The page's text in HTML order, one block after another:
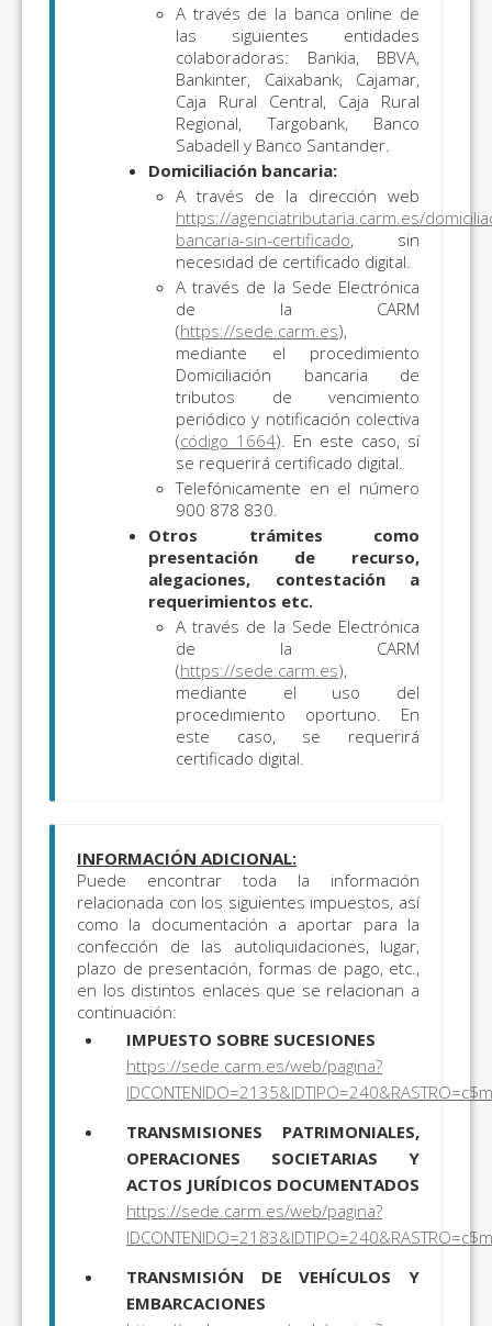
A través de la banca online de
las siguientes entidades
colaboradoras: Bankia, BBVA,
Bankinter, Caixabank, Cajamar,
Caja Rural Central, Caja Rural
Regional, Targobank, Banco
Sabadell y Banco Santander.
Domiciliación bancaria:
A través de la dirección web
https://agenciatributaria.carm.es/
bancaria-sin-certificado, sin
necesidad de certificado digital.
A través de la Sede Electrónica
de la CARM
(https://sede.carm.es),
mediante el procedimiento
Domiciliación bancaria de
tributos de vencimiento
periódico y notificación colectiva
(código 1664). En este caso, sí
se requerirá certificado digital.
Telefónicamente en el número
900 878 830.
Otros trámites como
presentación de recurso,
alegaciones, contestación a
requerimientos etc.
A través de la Sede Electrónica
de la CARM
(https://sede.carm.es),
mediante el uso del
procedimiento oportuno. En
este caso, se requerirá
certificado digital.
INFORMACIÓN ADICIONAL:
Puede encontrar toda la información
relacionada con los siguientes impuestos, así
como la documentación a aportar para la
confección de las autoliquidaciones, lugar,
plazo de presentación, formas de pago, etc.,
en los distintos enlaces que se relacionan a
continuación:
IMPUESTO SOBRE SUCESIONES
https://sede.carm.es/web/pagina?
TRANSMISIONES PATRIMONIALES,
OPERACIONES SOCIETARIAS Y
ACTOS JURÍDICOS DOCUMENTADOS
https://sede.carm.es/web/pagina?
TRANSMISIÓN DE VEHÍCULOS Y
EMBARCACIONES